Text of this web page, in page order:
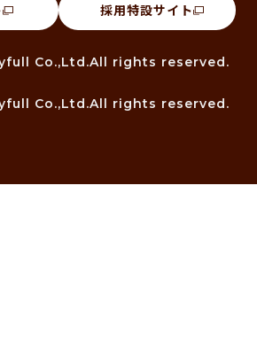
採用特設サイト
Co.,Ltd.All rights reserved.
Co.,Ltd.All rights reserved.